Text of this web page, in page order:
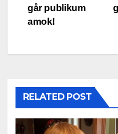
går publikum
amok!
RELATED POST